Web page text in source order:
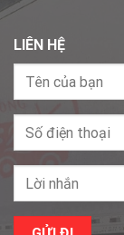
LIÊN HỆ